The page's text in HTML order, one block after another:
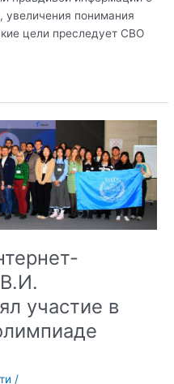
увеличения понимания
цели преследует СВО
участие в
/